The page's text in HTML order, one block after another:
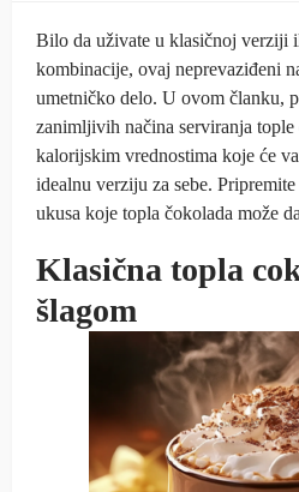
Bilo da uživate u klasičnoj verziji
kombinacije, ovaj neprevaziđeni
umetničko delo. U ovom članku,
zanimljivih načina serviranja tople
kalorijskim vrednostima koje će
idealnu verziju za sebe.
ukusa koje topla čokolada može
Klasična topla
šlagom